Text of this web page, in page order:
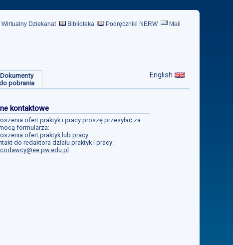
Wirtualny Dziekanat Biblioteka Podręczniki NERW Mail
Dokumenty
pobrania
English
kontaktowe
ofert praktyk i pracy proszę przesyłać za
formularza:
ofert praktyk lub pracy
do redaktora działu praktyk i pracy: